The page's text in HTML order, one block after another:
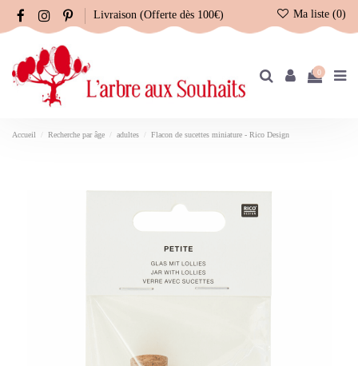
Livraison (Offerte dès 100€) Ma liste (0)
0
Accueil Recherche par âge adultes Flacon de sucettes miniature - Rico Design